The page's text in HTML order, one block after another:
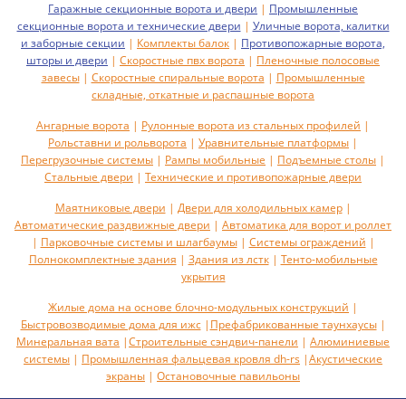
Гаражные секционные ворота и двери | Промышленные
секционные ворота и технические двери | Уличные ворота, калитки
и заборные секции | Комплекты балок | Противопожарные ворота,
шторы и двери | Скоростные пвх ворота | Пленочные полосовые
завесы| Скоростные спиральные ворота | Промышленные
складные, откатные и распашные ворота
Ангарные ворота | Рулонные ворота из стальных профилей |
Рольставни и рольворота | Уравнительные платформы |
Перегрузочные системы | Рампы мобильные | Подъемные столы |
Стальные двери | Технические и противопожарные двери
Маятниковые двери | Двери для холодильных камер|
Автоматические раздвижные двери | Автоматика для ворот и роллет
| Парковочные системы и шлагбаумы| Системы ограждений |
Полнокомплектные здания | Здания из лстк| Тенто-мобильные
укрытия
Жилые дома на основе блочно-модульных конструкций |
Быстровозводимые дома для ижс| Префабрикованные таунхаусы|
Минеральная вата |Строительные сэндвич-панели | Алюминиевые
системы | Промышленная фальцевая кровля dh-rs |Акустическиe
экраны | Остановочные павильоны